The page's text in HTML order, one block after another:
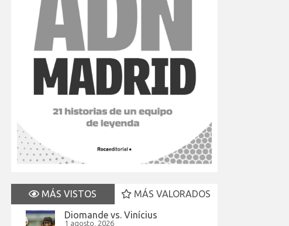
MÁS VISTOS
MÁS VALORADOS
Diomande vs. Vinícius
1 agosto, 2026